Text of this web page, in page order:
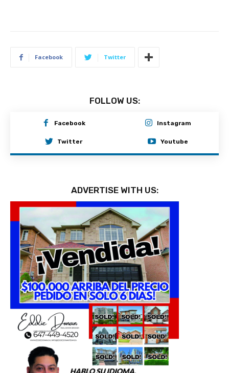
Facebook Twitter
FOLLOW US:
Facebook Instagram
Twitter Youtube
ADVERTISE WITH US: